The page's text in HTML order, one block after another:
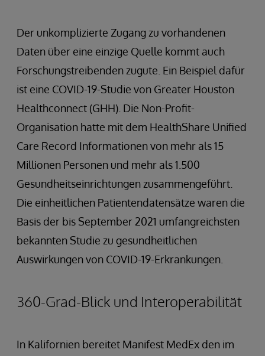
Der unkomplizierte Zugang zu vorhandenen
Daten über eine einzige Quelle kommt auch
Forschungstreibenden zugute. Ein Beispiel dafür
ist eine COVID-19-Studie von Greater Houston
Healthconnect (GHH). Die Non-Profit-
Organisation hatte mit dem HealthShare Unified
Care Record Informationen von mehr als 15
Millionen Personen und mehr als 1.500
Gesundheitseinrichtungen zusammengeführt.
Die einheitlichen Patientendatensätze waren die
Basis der bis September 2021 umfangreichsten
bekannten Studie zu gesundheitlichen
Auswirkungen von COVID-19-Erkrankungen.
360-Grad-Blick und Interoperabilität
In Kalifornien bereitet Manifest MedEx den im